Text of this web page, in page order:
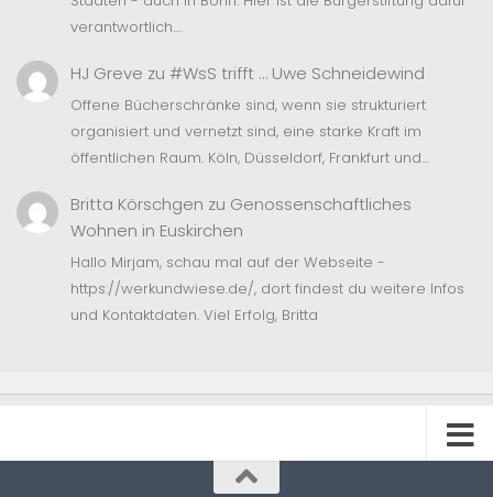
verantwortlich.…
HJ Greve zu #WsS trifft … Uwe Schneidewind
Offene Bücherschränke sind, wenn sie strukturiert
organisiert und vernetzt sind, eine starke Kraft im
öffentlichen Raum. Köln, Düsseldorf, Frankfurt und…
Britta Körschgen zu Genossenschaftliches
Wohnen in Euskirchen
Hallo Mirjam, schau mal auf der Webseite -
https://werkundwiese.de/, dort findest du weitere Infos
und Kontaktdaten. Viel Erfolg, Britta